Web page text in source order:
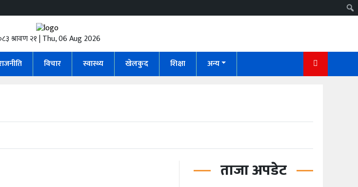
श्रावण २१ | Thu, 06 Aug 2026
विचार स्वास्थ्य खेलकुद शिक्षा अन्य
ताजा अपडेट